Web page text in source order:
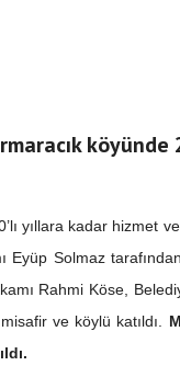
köyünde
yıllara kadar hizmet
Eyüp Solmaz
Rahmi Köse,
ve köylü katıldı.
Ayasofya
dinle